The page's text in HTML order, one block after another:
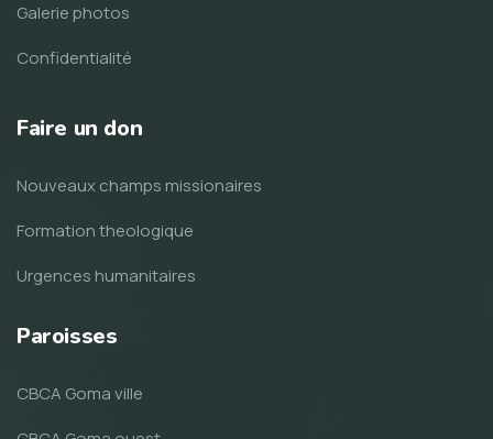
Galerie photos
Confidentialité
Faire un don
Nouveaux champs missionaires
Formation theologique
Urgences humanitaires
Paroisses
CBCA Goma ville